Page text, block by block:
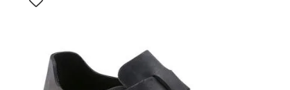
med
produktbilledet